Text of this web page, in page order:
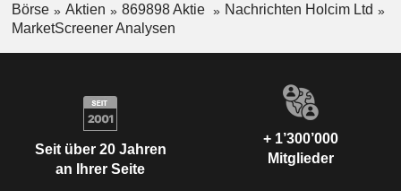
Börse Aktien 869898 Aktie
Nachrichten Holcim Ltd
MarketScreener Analysen
Seit über 20 Jahren
an Ihrer Seite
+ 1’300’000
Mitglieder